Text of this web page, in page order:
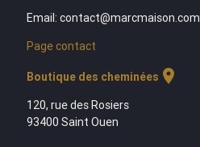
Email: contact@marcmaison.com
Page contact
Boutique des cheminées location_on
120, rue des Rosiers
93400 Saint Ouen